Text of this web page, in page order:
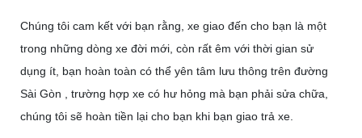
Chúng tôi cam kết với bạn rằng, xe giao đến cho bạn là một
trong những dòng xe đời mới, còn rất êm với thời gian sử
dụng ít, bạn hoàn toàn có thể yên tâm lưu thông trên đường
Sài Gòn , trường hợp xe có hư hỏng mà bạn phải sửa chữa,
chúng tôi sẽ hoàn tiền lại cho bạn khi bạn giao trả xe.